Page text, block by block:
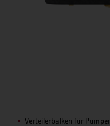
Verteilerbalken für